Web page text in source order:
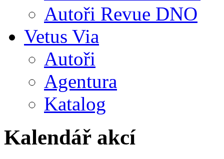
Autoři Revue DNO
Vetus Via
Autoři
Agentura
Katalog
Kalendář akcí